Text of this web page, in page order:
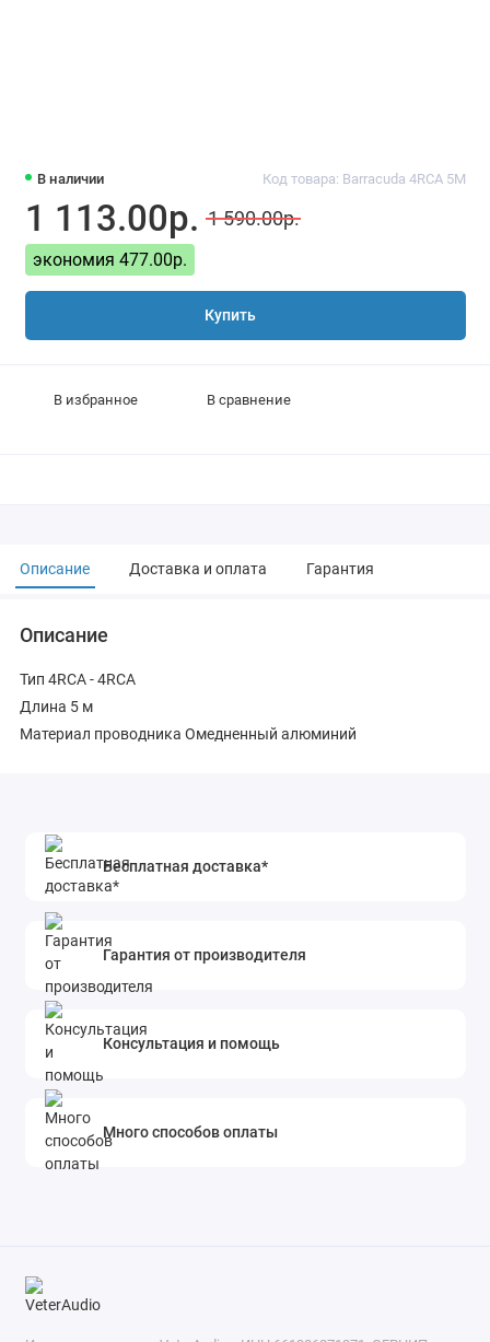
В наличии Код товара: Barracuda 4RCA 5M
1 113.00р. 1 590.00р.
экономия 477.00р.
Купить
В избранное В сравнение
Описание Доставка и оплата Гарантия
Описание
Тип 4RCA - 4RCA
Длина 5 м
Материал проводника Омедненный алюминий
Бесплатная доставка*
Гарантия от производителя
Консультация и помощь
Много способов оплаты